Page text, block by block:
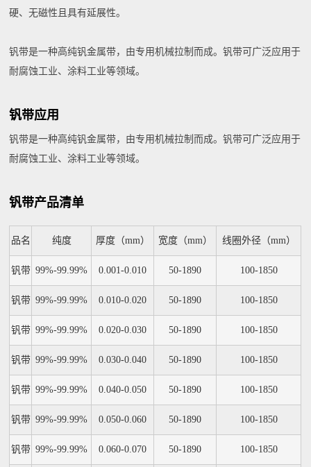
硬、无磁性且具有延展性。
钒带是一种高纯钒金属带，由专用机械拉制而成。钒带可广泛应用于
耐腐蚀工业、涂料工业等领域。
钒带应用
钒带是一种高纯钒金属带，由专用机械拉制而成。钒带可广泛应用于
耐腐蚀工业、涂料工业等领域。
钒带产品清单
品名 纯度 厚度（mm） 宽度（mm） 线圈外径（mm）
钒带 99%-99.99% 0.001-0.010 50-1890 100-1850
钒带 99%-99.99% 0.010-0.020 50-1890 100-1850
钒带 99%-99.99% 0.020-0.030 50-1890 100-1850
钒带 99%-99.99% 0.030-0.040 50-1890 100-1850
钒带 99%-99.99% 0.040-0.050 50-1890 100-1850
钒带 99%-99.99% 0.050-0.060 50-1890 100-1850
钒带 99%-99.99% 0.060-0.070 50-1890 100-1850